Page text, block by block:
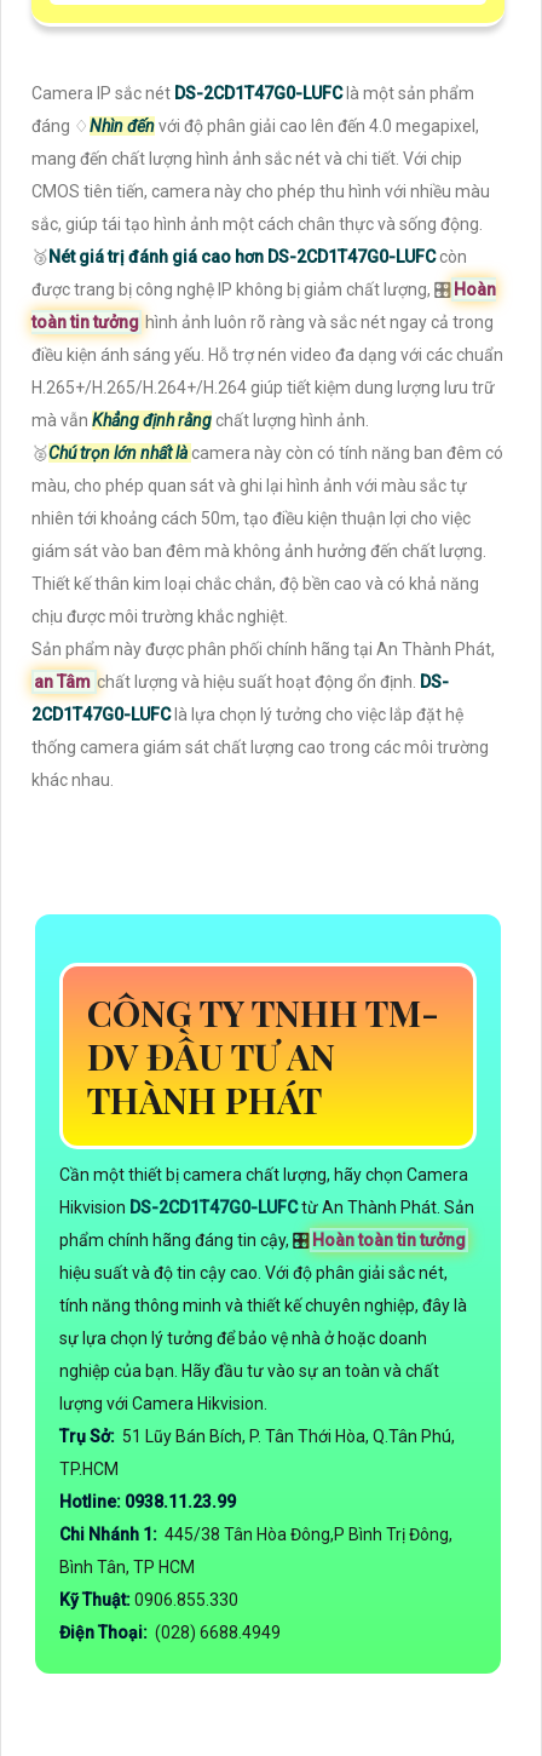
Camera IP sắc nét DS-2CD1T47G0-LUFClà một sản phẩm
đáng ♢Nhìn đếnvới độ phân giải cao lên đến 4.0 megapixel,
mang đến chất lượng hình ảnh sắc nét và chi tiết. Với chip
CMOS tiên tiến, camera này cho phép thu hình với nhiều màu
sắc, giúp tái tạo hình ảnh một cách chân thực và sống động.
🥉Nét giá trị đánh giá cao hơn DS-2CD1T47G0-LUFCcòn
được trang bị công nghệ IP không bị giảm chất lượng, 🎛Hoàn
toàn tin tưởng hình ảnh luôn rõ ràng và sắc nét ngay cả trong
điều kiện ánh sáng yếu. Hỗ trợ nén video đa dạng với các chuẩn
H.265+/H.265/H.264+/H.264 giúp tiết kiệm dung lượng lưu trữ
mà vẫn Khẳng định rằngchất lượng hình ảnh.
️🥈Chú trọn lớn nhất làcamera này còn có tính năng ban đêm có
màu, cho phép quan sát và ghi lại hình ảnh với màu sắc tự
nhiên tới khoảng cách 50m, tạo điều kiện thuận lợi cho việc
giám sát vào ban đêm mà không ảnh hưởng đến chất lượng.
Thiết kế thân kim loại chắc chắn, độ bền cao và có khả năng
chịu được môi trường khắc nghiệt.
Sản phẩm này được phân phối chính hãng tại An Thành Phát,
an Tâm chất lượng và hiệu suất hoạt động ổn định. DS-
2CD1T47G0-LUFClà lựa chọn lý tưởng cho việc lắp đặt hệ
thống camera giám sát chất lượng cao trong các môi trường
khác nhau.
CÔNG TY TNHH TM-
DV ĐẦU TƯ AN
THÀNH PHÁT
Cần một thiết bị camera chất lượng, hãy chọn Camera
Hikvision DS-2CD1T47G0-LUFCtừ An Thành Phát. Sản
phẩm chính hãng đáng tin cậy, 🎛Hoàn toàn tin tưởng
hiệu suất và độ tin cậy cao. Với độ phân giải sắc nét,
tính năng thông minh và thiết kế chuyên nghiệp, đây là
sự lựa chọn lý tưởng để bảo vệ nhà ở hoặc doanh
nghiệp của bạn. Hãy đầu tư vào sự an toàn và chất
lượng với Camera Hikvision.
Trụ Sở: 51 Lũy Bán Bích, P. Tân Thới Hòa, Q.Tân Phú,
TP.HCM
Hotline: 0938.11.23.99
Chi Nhánh 1: 445/38 Tân Hòa Đông,P Bình Trị Đông,
Bình Tân, TP HCM
Kỹ Thuật:0906.855.330
Điện Thoại: (028) 6688.4949